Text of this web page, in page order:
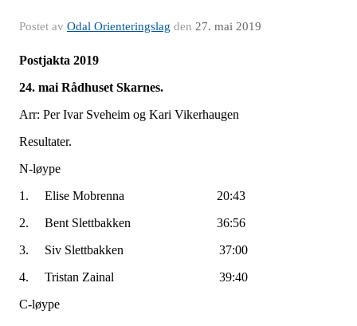
Postet av Odal Orienteringslag den 27. mai 2019
Postjakta 2019
24. mai Rådhuset Skarnes.
Arr: Per Ivar Sveheim og Kari Vikerhaugen
Resultater.
N-løype
1. Elise Mobrenna 20:43
2. Bent Slettbakken 36:56
3. Siv Slettbakken 37:00
4. Tristan Zainal 39:40
C-løype